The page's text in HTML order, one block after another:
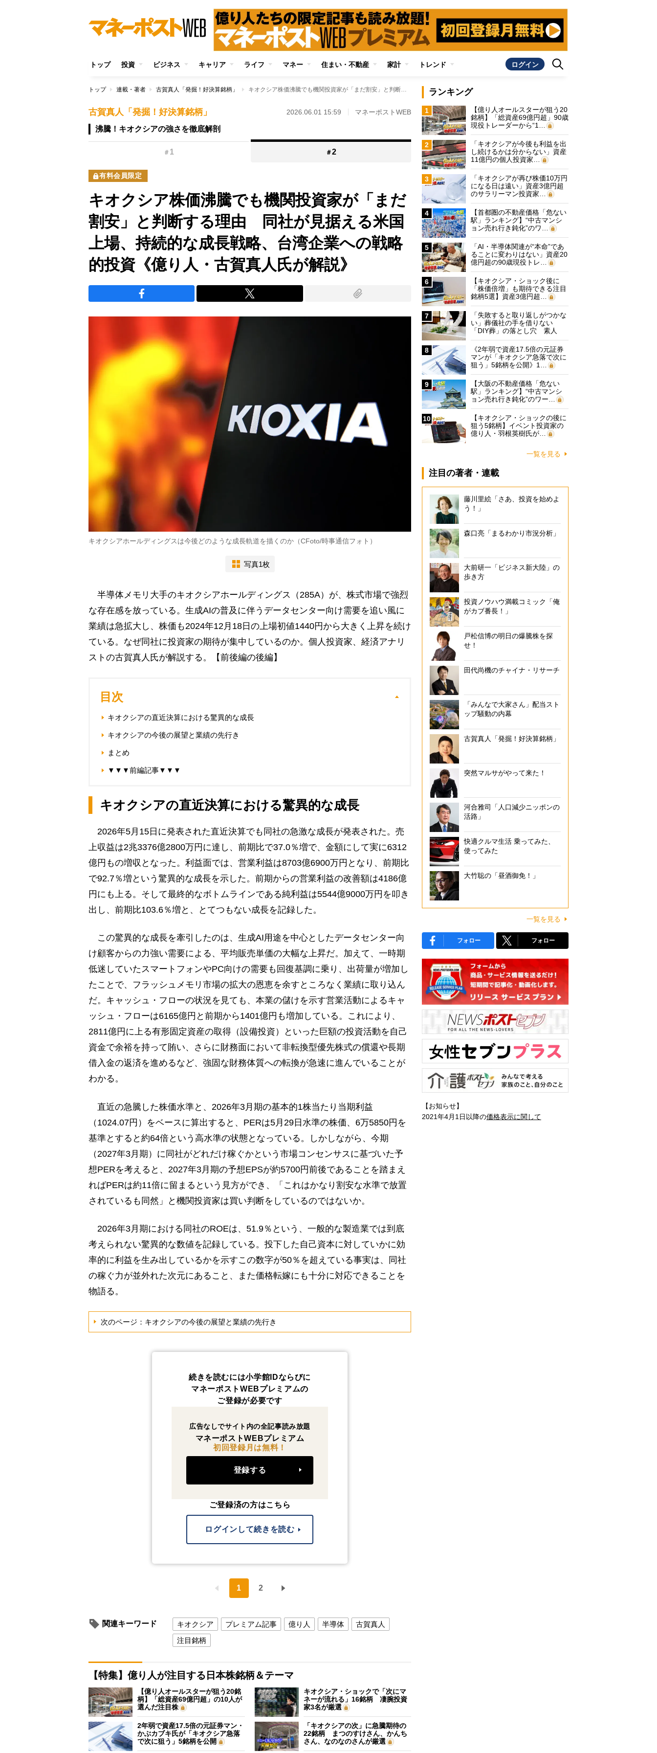
トップ 投資 ビジネス キャリア ライフ マネー 住まい・不動産 家計 トレンド ログイン
トップ 連載・著者 古賀真人「発掘！好決算銘柄」 キオクシア株価沸騰でも機関投資家が「まだ割安」と判断する理由 同社が見据える米国上場、持続的な成長戦略、台湾企業への戦略的投資《億り人・古賀真人氏が解説》
古賀真人「発掘！好決算銘柄」 2026.06.01 15:59 マネーポストWEB
沸騰！キオクシアの強さを徹底解剖
＃ 1 ＃2
有料会員限定
キオクシア株価沸騰でも機関投資家が「まだ
割安」と判断する理由 同社が見据える米国
上場、持続的な成長戦略、台湾企業への戦略
的投資《億り人・古賀真人氏が解説》
キオクシアホールディングスは今後どのような成長軌道を描くのか（CFoto/時事通信フォト）
写真1枚
半導体メモリ大手のキオクシアホールディングス（285A）が、株式市場で強烈
な存在感を放っている。生成AIの普及に伴うデータセンター向け需要を追い風に
業績は急拡大し、株価も2024年12月18日の上場初値1440円から大きく上昇を続け
ている。なぜ同社に投資家の期待が集中しているのか。個人投資家、経済アナリ
ストの古賀真人氏が解説する。【前後編の後編】
目次
キオクシアの直近決算における驚異的な成長
キオクシアの今後の展望と業績の先行き
まとめ
▼▼▼前編記事▼▼▼
キオクシアの直近決算における驚異的な成長
2026年5月15日に発表された直近決算でも同社の急激な成長が発表された。売
上収益は2兆3376億2800万円に達し、前期比で37.0％増で、金額にして実に6312
億円もの増収となった。利益面では、営業利益は8703億6900万円となり、前期比
で92.7％増という驚異的な成長を示した。前期からの営業利益の改善額は4186億
円にも上る。そして最終的なボトムラインである純利益は5544億9000万円を叩き
出し、前期比103.6％増と、とてつもない成長を記録した。
この驚異的な成長を牽引したのは、生成AI用途を中心としたデータセンター向
け顧客からの力強い需要による、平均販売単価の大幅な上昇だ。加えて、一時期
低迷していたスマートフォンやPC向けの需要も回復基調に乗り、出荷量が増加し
たことで、フラッシュメモリ市場の拡大の恩恵を余すところなく業績に取り込ん
だ。キャッシュ・フローの状況を見ても、本業の儲けを示す営業活動によるキャ
ッシュ・フローは6165億円と前期から1401億円も増加している。これにより、
2811億円に上る有形固定資産の取得（設備投資）といった巨額の投資活動を自己
資金で余裕を持って賄い、さらに財務面において非転換型優先株式の償還や長期
借入金の返済を進めるなど、強固な財務体質への転換が急速に進んでいることが
わかる。
直近の急騰した株価水準と、2026年3月期の基本的1株当たり当期利益
（1024.07円）をベースに算出すると、PERは5月29日水準の株価、6万5850円を
基準とすると約64倍という高水準の状態となっている。しかしながら、今期
（2027年3月期）に同社がどれだけ稼ぐかという市場コンセンサスに基づいた予
想PERを考えると、2027年3月期の予想EPSが約5700円前後であることを踏まえ
ればPERは約11倍に留まるという見方ができ、「これはかなり割安な水準で放置
されているも同然」と機関投資家は買い判断をしているのではないか。
2026年3月期における同社のROEは、51.9％という、一般的な製造業では到底
考えられない驚異的な数値を記録している。投下した自己資本に対していかに効
率的に利益を生み出しているかを示すこの数字が50％を超えている事実は、同社
の稼ぐ力が並外れた次元にあること、また価格転嫁にも十分に対応できることを
物語る。
次のページ：キオクシアの今後の展望と業績の先行き
続きを読むには小学館IDならびに
マネーポストWEBプレミアムの
ご登録が必要です
広告なしでサイト内の全記事読み放題
マネーポストWEBプレミアム
初回登録月は無料！
登録する
ご登録済の方はこちら
ログインして続きを読む
1 2
関連キーワード キオクシア プレミアム記事 億り人 半導体
古賀真人
注目銘柄
【特集】億り人が注目する日本株銘柄＆テーマ
【億り人オールスターが狙う20銘
柄】「総資産69億円超」の10人が
選んだ注目株
キオクシア・ショックで「次にマ
ネーが流れる」16銘柄 凄腕投資
家3名が厳選
2年弱で資産17.5倍の元証券マン・
かぶカブキ氏が「キオクシア急落
で次に狙う」5銘柄を公開
「キオクシアの次」に急騰期待の
22銘柄 まつのすけさん、かんち
さん、なのなのさんが厳選
ランキング
1
【億り人オールスターが狙う20
銘柄】「総資産69億円超」90歳
現役トレーダーから“1…
2
「キオクシアが今後も利益を出
し続けるかは分からない」資産
11億円の個人投資家…
3
「キオクシアが再び株価10万円
になる日は遠い」資産3億円超
のサラリーマン投資家…
4
【首都圏の不動産価格「危ない
駅」ランキング】“中古マンシ
ョン売れ行き鈍化”のワ…
5
「AI・半導体関連が“本命”であ
ることに変わりはない」資産20
億円超の90歳現役トレ…
6
【キオクシア・ショック後に
「株価倍増」も期待できる注目
銘柄5選】資産3億円超…
7
「失敗すると取り返しがつかな
い」葬儀社の手を借りない
「DIY葬」の落とし穴 素人
に…
8
《2年弱で資産17.5倍の元証券
マンが「キオクシア急落で次に
狙う」5銘柄を公開》1…
9
【大阪の不動産価格「危ない
駅」ランキング】“中古マンシ
ョン売れ行き鈍化”のワー…
10
【キオクシア・ショックの後に
狙う5銘柄】イベント投資家の
億り人・羽根英樹氏が…
一覧を見る
注目の著者・連載
藤川里絵「さあ、投資を始めよ
う！」
森口亮「まるわかり市況分析」
大前研一「ビジネス新大陸」の
歩き方
投資ノウハウ満載コミック「俺
がカブ番長！」
戸松信博の明日の爆騰株を探
せ！
田代尚機のチャイナ・リサーチ
「みんなで大家さん」配当スト
ップ騒動の内幕
古賀真人「発掘！好決算銘柄」
突然マルサがやって来た！
河合雅司「人口減少ニッポンの
活路」
快適クルマ生活 乗ってみた、
使ってみた
大竹聡の「昼酒御免！」
一覧を見る
フォロー フォロー
【お知らせ】
2021年4月1日以降の価格表示に関して